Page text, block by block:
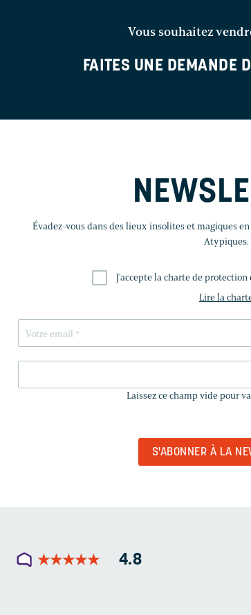
Vous souhaitez
FAITES UNE DEMANDE
Évadez-vous dans des lieux insolites et magiques
Atypiques.
J'accepte la charte de
Lire la
Laissez ce champ vide pour
★★★★★
★★★★★ 4.8